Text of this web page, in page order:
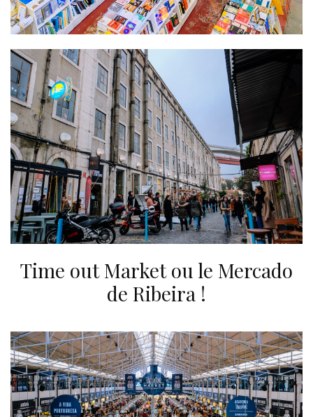
Time out Market ou le Mercado
de Ribeira !